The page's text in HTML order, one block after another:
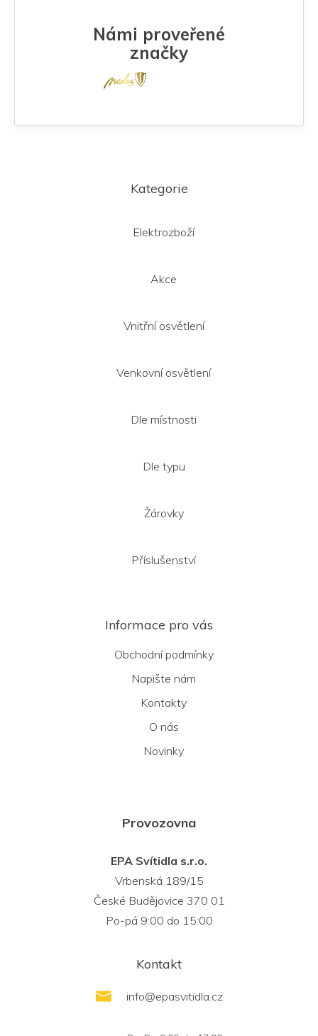
Námi proveřené
značky
Kategorie
Elektrozboží
Akce
Vnitřní osvětlení
Venkovní osvětlení
Dle místnosti
Dle typu
Žárovky
Příslušenství
Informace pro vás
Obchodní podmínky
Napište nám
Kontakty
O nás
Novinky
Provozovna
EPA Svítidla s.r.o.
Vrbenská 189/15
České Budějovice 370 01
Po-pá 9:00 do 15:00
Kontakt
info@epasvitidla.cz